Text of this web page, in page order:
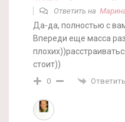
Ответить на
Да-да, полностью с
Впереди еще масса
стоит))
0 Ответить